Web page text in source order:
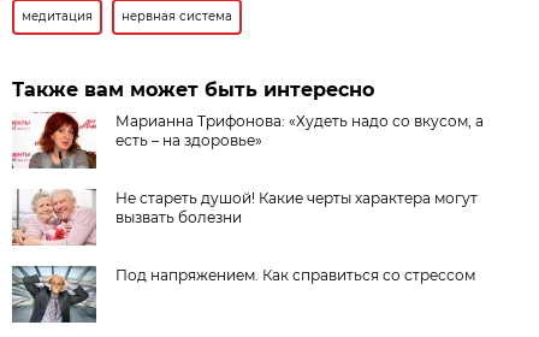
медитация нервная система
Также вам может быть интересно
Марианна Трифонова: «Худеть надо со вкусом, а
есть – на здоровье»
Не стареть душой! Какие черты характера могут
вызвать болезни
Под напряжением. Как справиться со стрессом